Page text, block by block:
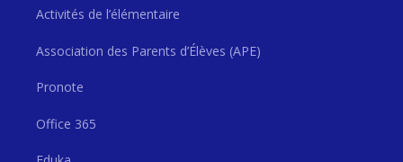
Activités de l’élémentaire
Association des Parents d’Élèves (APE)
Pronote
Office 365